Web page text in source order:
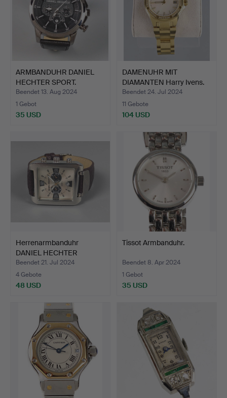
ARMBANDUHR DANIEL
HECHTER SPORT.
Beendet 13. Aug 2024
1 Gebot
35 USD
DAMENUHR MIT
DIAMANTEN Harry Ivens.
Beendet 24. Jul 2024
11 Gebote
104 USD
Herrenarmbanduhr
DANIEL HECHTER
Quarzwerk.
Beendet 21. Jul 2024
4 Gebote
48 USD
Tissot Armbanduhr.
Beendet 8. Apr 2024
1 Gebot
35 USD